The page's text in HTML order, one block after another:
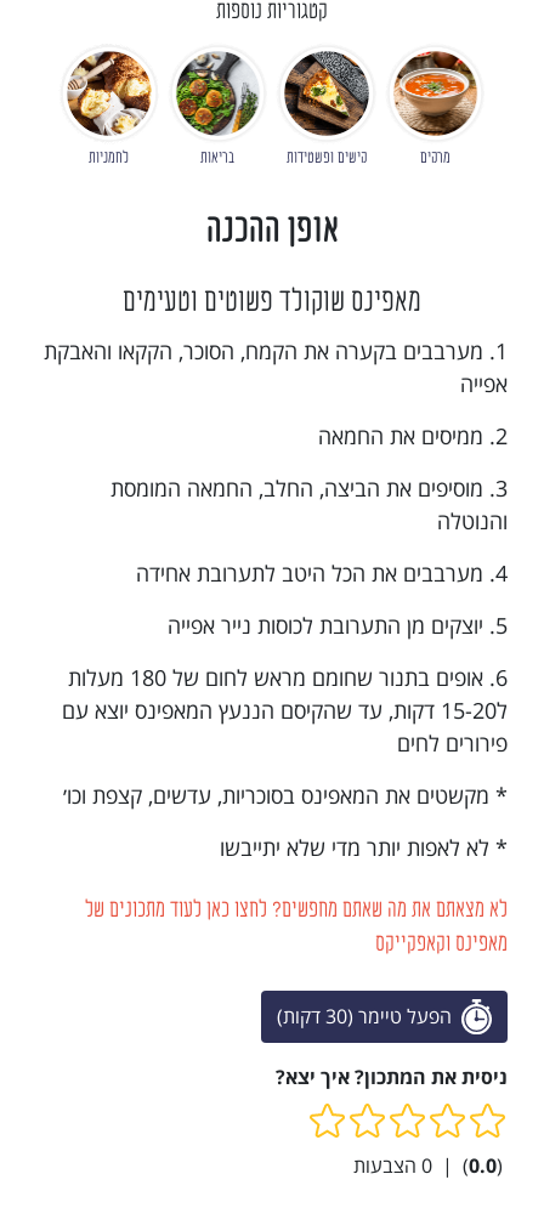
קטגוריות נוספות
מרקים קישים ופשטידות בריאות לחמניות
אופן ההכנה
מאפינס שוקולד פשוטים וטעימים
1. מערבבים בקערה את הקמח, הסוכר, הקקאו והאבקת
אפייה
2. ממיסים את החמאה
3. מוסיפים את הביצה, החלב, החמאה המומסת
והנוטלה
4. מערבבים את הכל היטב לתערובת אחידה
5. יוצקים מן התערובת לכוסות נייר אפייה
6. אופים בתנור שחומם מראש לחום של 180 מעלות
ל15-20 דקות, עד שהקיסם הננעץ המאפינס יוצא עם
פירורים לחים
* מקשטים את המאפינס בסוכריות, עדשים, קצפת וכו׳
* לא לאפות יותר מדי שלא יתייבשו
לא מצאתם את מה שאתם מחפשים? לחצו כאן לעוד מתכונים של
מאפינס וקאפקייקס
הפעל טיימר (30 דקות)
ניסית את המתכון? איך יצא?
(
0.0
)
|
0 הצבעות